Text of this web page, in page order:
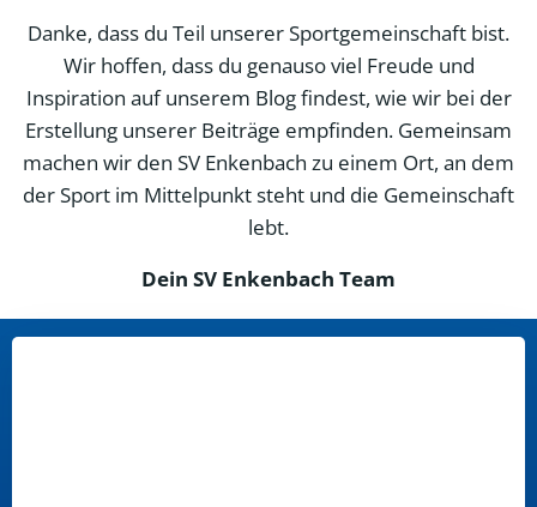
Danke, dass du Teil unserer Sportgemeinschaft bist.
Wir hoffen, dass du genauso viel Freude und
Inspiration auf unserem Blog findest, wie wir bei der
Erstellung unserer Beiträge empfinden. Gemeinsam
machen wir den SV Enkenbach zu einem Ort, an dem
der Sport im Mittelpunkt steht und die Gemeinschaft
lebt.
Dein SV Enkenbach Team